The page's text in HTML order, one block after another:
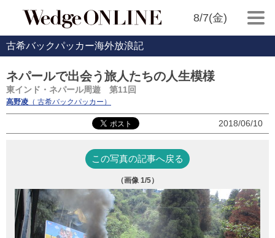
8/7(金)
古希バックパッカー海外放浪記
ネパールで出会う旅人たちの人生模様
東インド・ネパール周遊 第11回
高野凌 （ 古希バックパッカー）
2018/06/10
この写真の記事へ戻る
（画像 1/5）